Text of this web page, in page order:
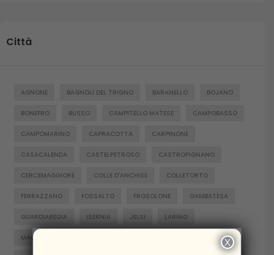
Città
AGNONE BAGNOLI DEL TRIGNO BARANELLO BOJANO
BONEFRO BUSSO CAMPITELLO MATESE CAMPOBASSO
CAMPOMARINO CAPRACOTTA CARPINONE
CASACALENDA CASTELPETROSO CASTROPIGNANO
CERCEMAGGIORE COLLE D'ANCHISE COLLETORTO
FERRAZZANO FOSSALTO FROSOLONE GAMBATESA
GUARDIAREGIA ISERNIA JELSI LARINO
MACCHIAGODENA
× X